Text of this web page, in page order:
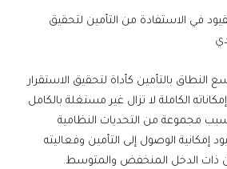
في الاستفادة من التأمين لتحقيق
النطاق بالتأمين كأداة لتحقيق الاستقرار
الكاملة لا تزال غير مستغلة بالكامل
مجموعة من التحديات النظامية
إمكانية الوصول إلى التأمين وفعاليته
ذات الدخل المنخفض والمتوسط.